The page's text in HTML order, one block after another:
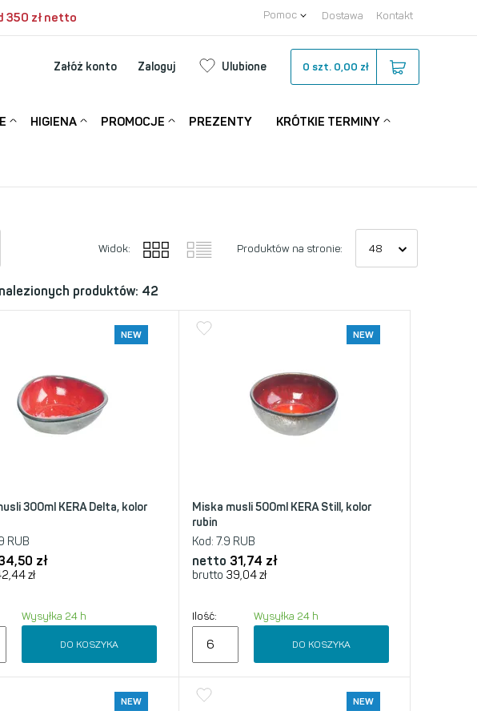
350 zł netto Pomoc Dostawa Kontakt
Załóż konto Zaloguj Ulubione 0 szt. 0,00 zł
HIGIENA PROMOCJE PREZENTY KRÓTKIE TERMINY
Widok: Produktów na stronie:
produktów: 42
NEW
300ml KERA Delta, kolor
RUB
zł
zł
Wysyłka 24 h
DO KOSZYKA
NEW
Miska musli 500ml KERA Still, kolor
rubin
Kod: 7.9 RUB
netto 31,74 zł
brutto 39,04zł
Ilość: Wysyłka 24 h
DO KOSZYKA
NEW NEW